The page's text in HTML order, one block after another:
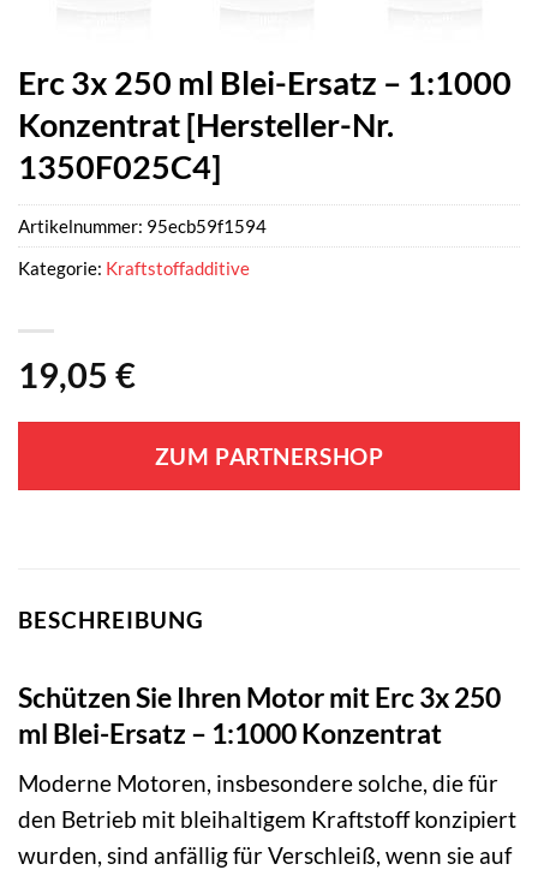
Erc 3x 250 ml Blei-Ersatz – 1:1000
Konzentrat [Hersteller-Nr.
1350F025C4]
19,05 €
ZUM PARTNERSHOP
Artikelnummer: 95ecb59f1594
Kategorie: Kraftstoffadditive
BESCHREIBUNG
Schützen Sie Ihren Motor mit Erc 3x 250
ml Blei-Ersatz – 1:1000 Konzentrat
Moderne Motoren, insbesondere solche, die für
den Betrieb mit bleihaltigem Kraftstoff konzipiert
wurden, sind anfällig für Verschleiß, wenn sie auf